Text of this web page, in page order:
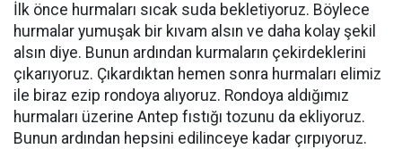
İlk önce hurmaları sıcak suda bekletiyoruz. Böylece
hurmalar yumuşak bir kıvam alsın ve daha kolay şekil
alsın diye. Bunun ardından kurmaların çekirdeklerini
çıkarıyoruz. Çıkardıktan hemen sonra hurmaları elimiz
ile biraz ezip rondoya alıyoruz. Rondoya aldığımız
hurmaları üzerine Antep fıstığı tozunu da ekliyoruz.
Bunun ardından hepsini edilinceye kadar çırpıyoruz.